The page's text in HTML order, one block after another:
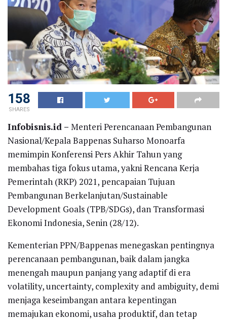
158
SHARES
Infobisnis.id – Menteri Perencanaan Pembangunan
Nasional/Kepala Bappenas Suharso Monoarfa
memimpin Konferensi Pers Akhir Tahun yang
membahas tiga fokus utama, yakni Rencana Kerja
Pemerintah (RKP) 2021, pencapaian Tujuan
Pembangunan Berkelanjutan/Sustainable
Development Goals (TPB/SDGs), dan Transformasi
Ekonomi Indonesia, Senin (28/12).
Kementerian PPN/Bappenas menegaskan pentingnya
perencanaan pembangunan, baik dalam jangka
menengah maupun panjang yang adaptif di era
volatility, uncertainty, complexity and ambiguity, demi
menjaga keseimbangan antara kepentingan
memajukan ekonomi, usaha produktif, dan tetap